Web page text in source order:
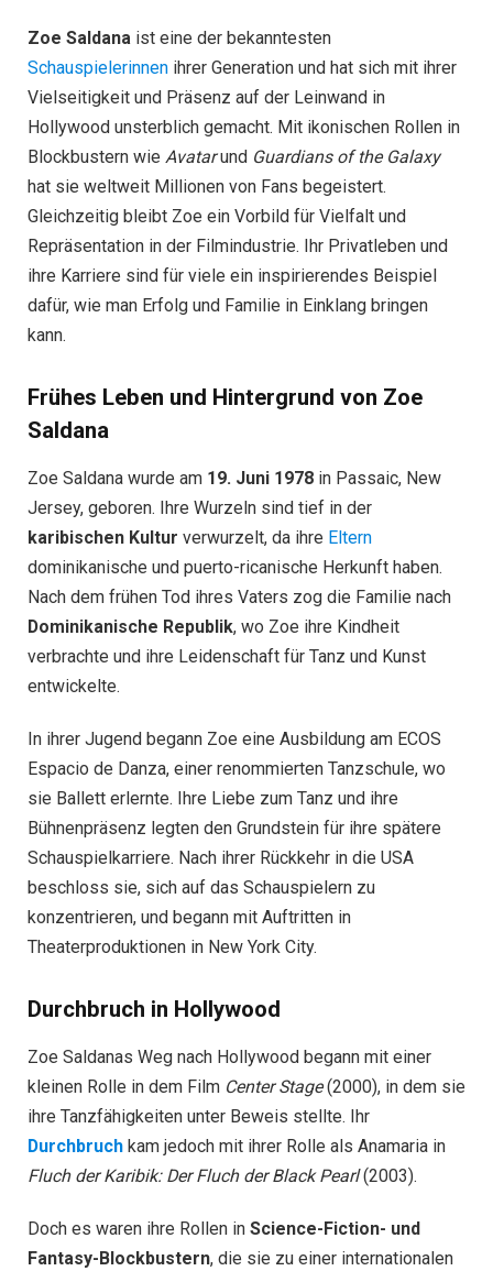
Zoe Saldana ist eine der bekanntesten
Schauspielerinnen ihrer Generation und hat sich mit ihrer
Vielseitigkeit und Präsenz auf der Leinwand in
Hollywood unsterblich gemacht. Mit ikonischen Rollen in
Blockbustern wie Avatarund Guardians of the Galaxy
hat sie weltweit Millionen von Fans begeistert.
Gleichzeitig bleibt Zoe ein Vorbild für Vielfalt und
Repräsentation in der Filmindustrie. Ihr Privatleben und
ihre Karriere sind für viele ein inspirierendes Beispiel
dafür, wie man Erfolg und Familie in Einklang bringen
kann.
Frühes Leben und Hintergrund von Zoe
Saldana
Zoe Saldana wurde am 19. Juni 1978 in Passaic, New
Jersey, geboren. Ihre Wurzeln sind tief in der
karibischen Kultur verwurzelt, da ihre Eltern
dominikanische und puerto-ricanische Herkunft haben.
Nach dem frühen Tod ihres Vaters zog die Familie nach
Dominikanische Republik, wo Zoe ihre Kindheit
verbrachte und ihre Leidenschaft für Tanz und Kunst
entwickelte.
In ihrer Jugend begann Zoe eine Ausbildung am ECOS
Espacio de Danza, einer renommierten Tanzschule, wo
sie Ballett erlernte. Ihre Liebe zum Tanz und ihre
Bühnenpräsenz legten den Grundstein für ihre spätere
Schauspielkarriere. Nach ihrer Rückkehr in die USA
beschloss sie, sich auf das Schauspielern zu
konzentrieren, und begann mit Auftritten in
Theaterproduktionen in New York City.
Durchbruch in Hollywood
Zoe Saldanas Weg nach Hollywood begann mit einer
kleinen Rolle in dem Film Center Stage(2000), in dem sie
ihre Tanzfähigkeiten unter Beweis stellte. Ihr
Durchbruch kam jedoch mit ihrer Rolle als Anamaria in
Fluch der Karibik: Der Fluch der Black Pearl(2003).
Doch es waren ihre Rollen in Science-Fiction- und
Fantasy-Blockbustern, die sie zu einer internationalen